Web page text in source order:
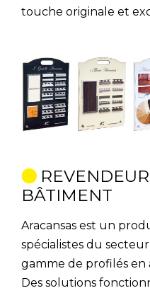
touche originale et
BÂTIMENT
Aracansas est un
spécialistes du
gamme de profilés en
Des solutions